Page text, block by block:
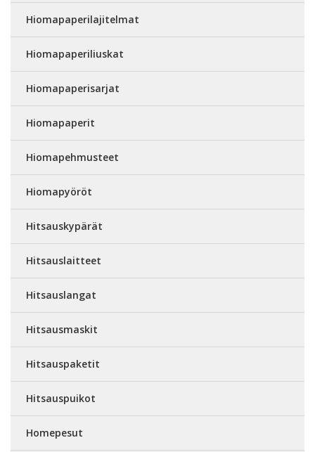
Hiomapaperilajitelmat
Hiomapaperiliuskat
Hiomapaperisarjat
Hiomapaperit
Hiomapehmusteet
Hiomapyöröt
Hitsauskypärät
Hitsauslaitteet
Hitsauslangat
Hitsausmaskit
Hitsauspaketit
Hitsauspuikot
Homepesut